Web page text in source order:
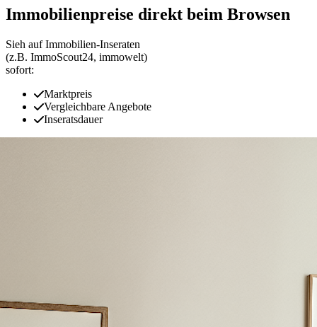
Immobilienpreise direkt beim Browsen
Sieh auf Immobilien‑Inseraten
(z.B. ImmoScout24, immowelt)
sofort:
Marktpreis
Vergleichbare Angebote
Inseratsdauer